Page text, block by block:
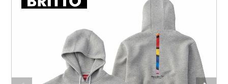
作業用手袋
ミズノ安全靴ランキング
作業着ランキング
アイトス株式会社
ジーベック
電気・設備作業服